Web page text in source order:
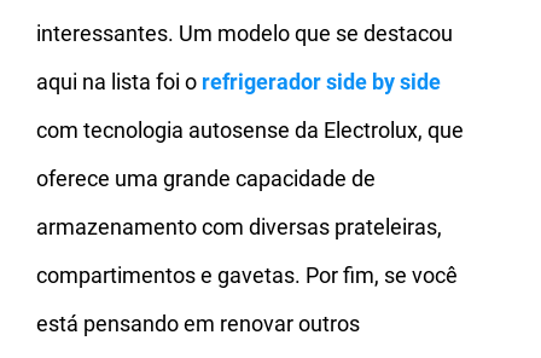
interessantes. Um modelo que se destacou
aqui na lista foi o refrigerador side by side
com tecnologia autosense da Electrolux, que
oferece uma grande capacidade de
armazenamento com diversas prateleiras,
compartimentos e gavetas. Por fim, se você
está pensando em renovar outros